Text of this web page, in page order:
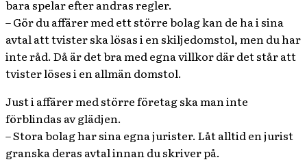
bara spelar efter andras regler.
– Gör du affärer med ett större bolag kan de ha i sina
avtal att tvister ska lösas i en skiljedomstol, men du har
inte råd. Då är det bra med egna villkor där det står att
tvister löses i en allmän domstol.
Just i affärer med större företag ska man inte
förblindas av glädjen.
– Stora bolag har sina egna jurister. Låt alltid en jurist
granska deras avtal innan du skriver på.